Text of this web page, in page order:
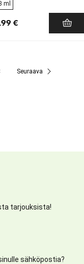
ml
€
Seuraava
tarjouksista!
sähköpostia?